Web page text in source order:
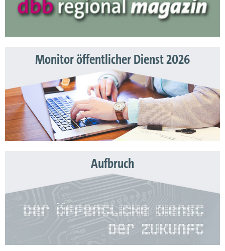
Monitor öffentlicher Dienst 2026
Aufbruch